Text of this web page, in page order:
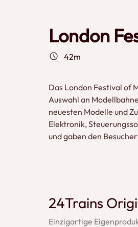
London
42m
Das London Festival of
Auswahl an
neuesten Modelle und
Elektronik,
und gaben den
24Trains
Einzigartige